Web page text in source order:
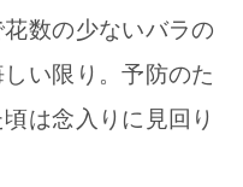
数の少ないバラの
い限り。予防のた
は念入りに見回り